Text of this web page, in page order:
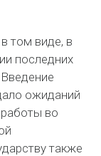
том виде, в
последних
ожиданий
во
также